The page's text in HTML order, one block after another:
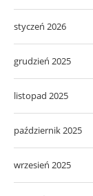
styczeń 2026
grudzień 2025
listopad 2025
październik 2025
wrzesień 2025